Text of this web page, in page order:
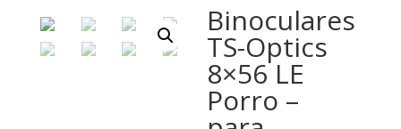
Binoculares
TS-Optics
8×56 LE
Porro –